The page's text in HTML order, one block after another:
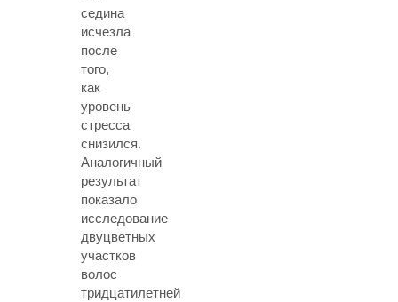
седина
исчезла
после
того,
как
уровень
стресса
снизился.
Аналогичный
результат
показало
исследование
двуцветных
участков
волос
тридцатилетней